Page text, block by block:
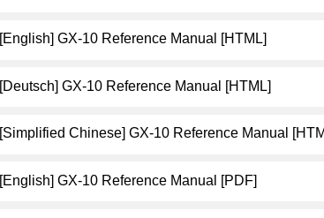
[English] GX-10 Reference Manual [HTML]
[Deutsch] GX-10 Reference Manual [HTML]
[Simplified Chinese] GX-10 Reference Manual
[English] GX-10 Reference Manual [PDF]